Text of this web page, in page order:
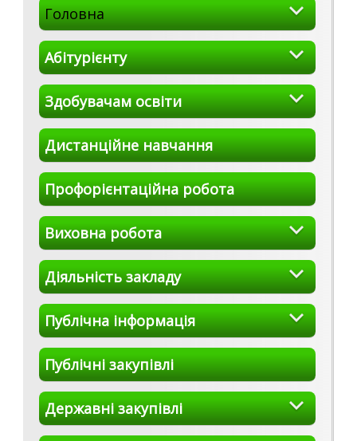
Головна
Абітурієнту
Здобувачам освіти
Дистанційне навчання
Профорієнтаційна робота
Виховна робота
Діяльність закладу
Публічна інформація
Публічні закупівлі
Державні закупівлі